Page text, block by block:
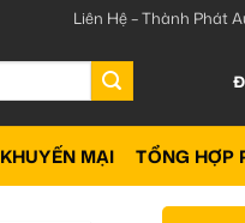
Liên Hệ – Thành Phát
KHUYẾN MẠI TỔNG HỢP